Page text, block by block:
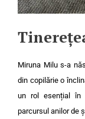
Miruna Milu s-a
din copilărie o
un rol esențial în
parcursul anilor de